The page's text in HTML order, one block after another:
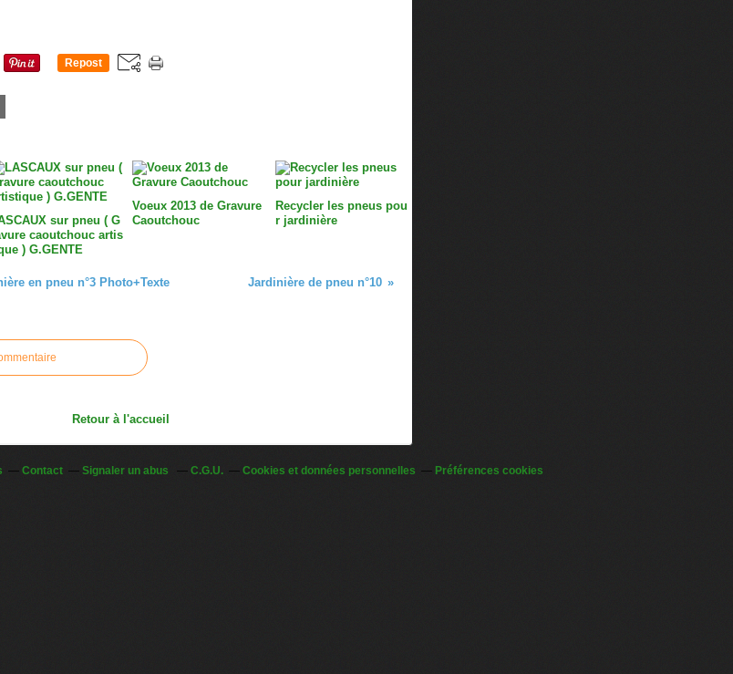
Repost
sur pneu ( G
caoutchouc artis
) G.GENTE
Voeux 2013 de Gravure
Caoutchouc
Recycler les pneus pou
r jardinière
en pneu n°3 Photo+Texte Jardinière de pneu n°10
Retour à l'accueil
Contact Signaler un abus C.G.U. Cookies et données personnelles Préférences cookies